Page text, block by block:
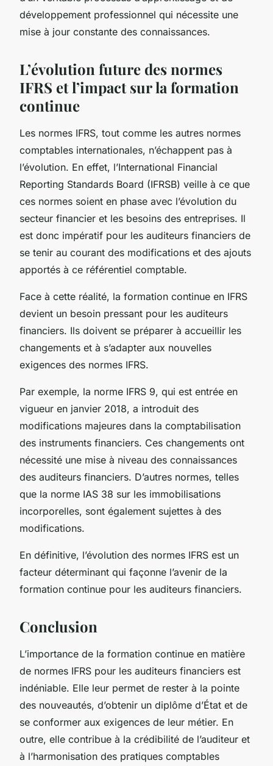
développement professionnel qui nécessite une
mise à jour constante des connaissances.
L’évolution future des normes
IFRS et l’impact sur la formation
continue
Les normes IFRS, tout comme les autres normes
comptables internationales, n’échappent pas à
l’évolution. En effet, l’International Financial
Reporting Standards Board (IFRSB) veille à ce que
ces normes soient en phase avec l’évolution du
secteur financier et les besoins des entreprises. Il
est donc impératif pour les auditeurs financiers de
se tenir au courant des modifications et des ajouts
apportés à ce référentiel comptable.
Face à cette réalité, la formation continue en IFRS
devient un besoin pressant pour les auditeurs
financiers. Ils doivent se préparer à accueillir les
changements et à s’adapter aux nouvelles
exigences des normes IFRS.
Par exemple, la norme IFRS 9, qui est entrée en
vigueur en janvier 2018, a introduit des
modifications majeures dans la comptabilisation
des instruments financiers. Ces changements ont
nécessité une mise à niveau des connaissances
des auditeurs financiers. D’autres normes, telles
que la norme IAS 38 sur les immobilisations
incorporelles, sont également sujettes à des
modifications.
En définitive, l’évolution des normes IFRS est un
facteur déterminant qui façonne l’avenir de la
formation continue pour les auditeurs financiers.
Conclusion
L’importance de la formation continue en matière
de normes IFRS pour les auditeurs financiers est
indéniable. Elle leur permet de rester à la pointe
des nouveautés, d’obtenir un diplôme d’État et de
se conformer aux exigences de leur métier. En
outre, elle contribue à la crédibilité de l’auditeur et
à l’harmonisation des pratiques comptables